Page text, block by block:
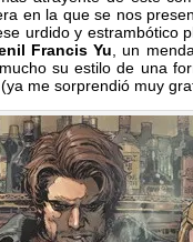
en la que se nos
urdido y estrambótico
Francis Yu , un
su estilo de una
me sorprendió muy